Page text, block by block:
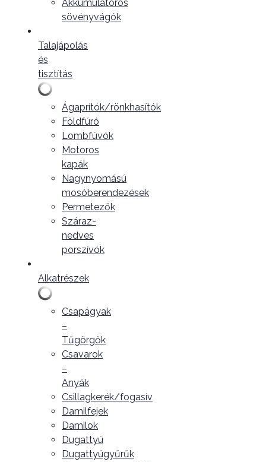
Akkumulátoros
sövényvágók
Talajápolás
és
tisztítás
Ágaprítók/rönkhasítók
Földfúró
Lombfúvók
Motoros
kapák
Nagynyomású
mosóberendezések
Permetezők
Száraz-
nedves
porszívók
Alkatrészek
Csapágyak
–
Tűgörgők
Csavarok
–
Anyák
Csillagkerék/fogasív
Damilfejek
Damilok
Dugattyú
Dugattyúgyűrűk